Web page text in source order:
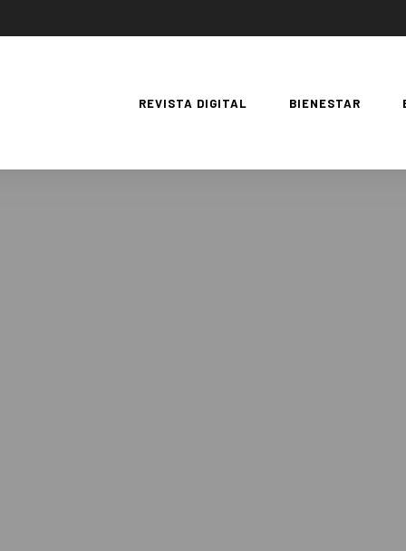
REVISTA DIGITAL BIENESTAR